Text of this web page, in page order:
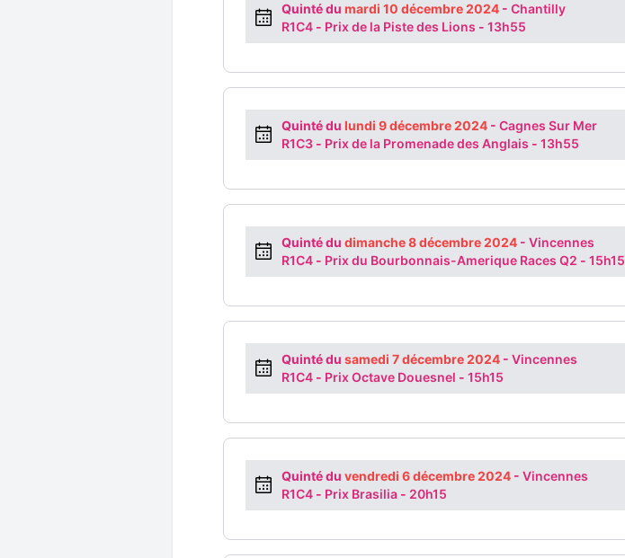
Quinté du mardi 10 décembre 2024 - Chantilly
R1C4 - Prix de la Piste des Lions - 13h55
Quinté du lundi 9 décembre 2024 - Cagnes Sur Mer
R1C3 - Prix de la Promenade des Anglais - 13h55
Quinté du dimanche 8 décembre 2024 - Vincennes
R1C4 - Prix du Bourbonnais-Amerique Races Q2 - 15h15
Quinté du samedi 7 décembre 2024 - Vincennes
R1C4 - Prix Octave Douesnel - 15h15
Quinté du vendredi 6 décembre 2024 - Vincennes
R1C4 - Prix Brasilia - 20h15